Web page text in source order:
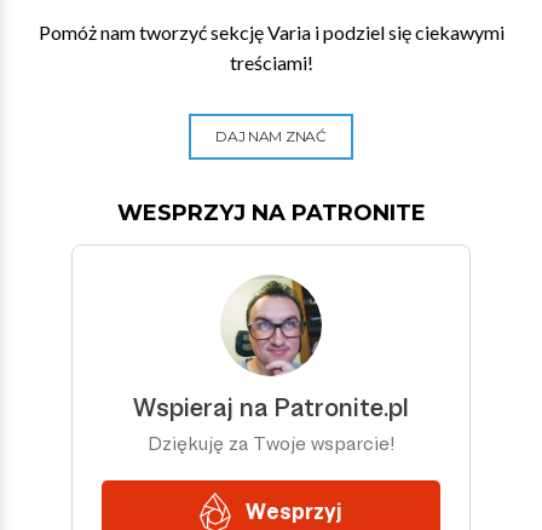
Pomóż nam tworzyć sekcję Varia i podziel się ciekawymi
treściami!
DAJ NAM ZNAĆ
WESPRZYJ NA PATRONITE